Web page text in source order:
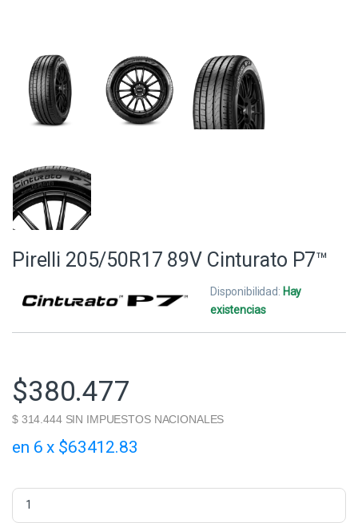
Pirelli 205/50R17 89V Cinturato P7™
Disponibilidad: Hay
existencias
$380.477
$ 314.444 SIN IMPUESTOS NACIONALES
en 6 x $63412.83
Pirelli 205/50R17 89V Cinturato P7™ quantity